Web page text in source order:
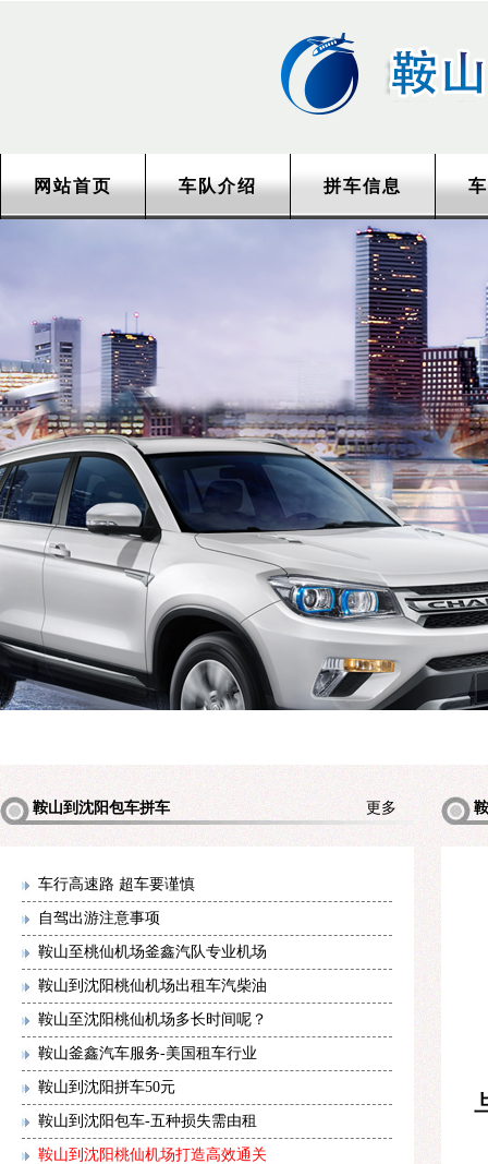
网站首页 车队介绍 拼车信息
更多
鞍山到沈阳包车拼车
车行高速路 超车要谨慎
自驾出游注意事项
鞍山至桃仙机场釜鑫汽队专业机场
鞍山到沈阳桃仙机场出租车汽柴油
鞍山至沈阳桃仙机场多长时间呢？
鞍山釜鑫汽车服务-美国租车行业
鞍山到沈阳拼车50元
鞍山到沈阳包车-五种损失需由租
鞍山到沈阳桃仙机场打造高效通关